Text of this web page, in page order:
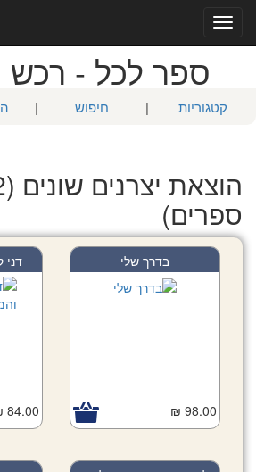
Toggle
navigation
ספר לכל - רכש
קטגוריות | חיפוש |
ספרים)
בדרך שלי
98.00 ₪
דני
84.00 ₪